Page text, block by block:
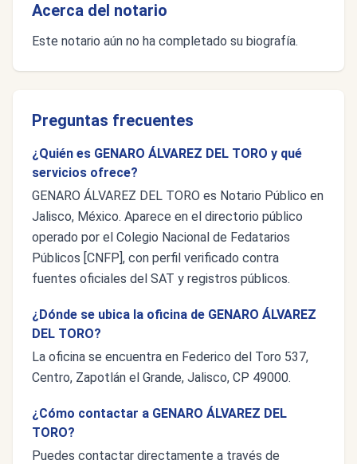
Acerca del notario
Este notario aún no ha completado su biografía.
Preguntas frecuentes
¿Quién es GENARO ÁLVAREZ DEL TORO y qué
servicios ofrece?
GENARO ÁLVAREZ DEL TORO es Notario Público en
Jalisco, México. Aparece en el directorio público
operado por el Colegio Nacional de Fedatarios
Públicos [CNFP], con perfil verificado contra
fuentes oficiales del SAT y registros públicos.
¿Dónde se ubica la oficina de GENARO ÁLVAREZ
DEL TORO?
La oficina se encuentra en Federico del Toro 537,
Centro, Zapotlán el Grande, Jalisco, CP 49000.
¿Cómo contactar a GENARO ÁLVAREZ DEL
TORO?
Puedes contactar directamente a través de